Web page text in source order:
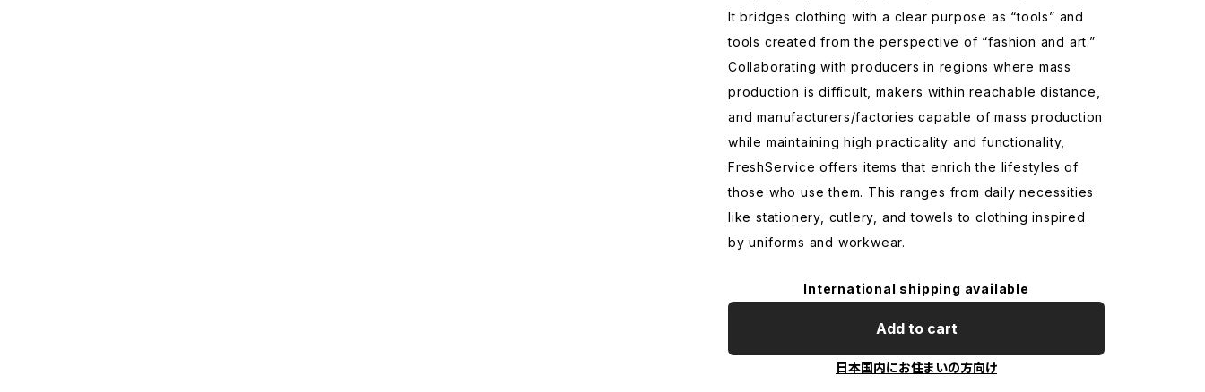
It bridges clothing with a clear purpose as “tools” and
tools created from the perspective of “fashion and art.”
Collaborating with producers in regions where mass
production is difficult, makers within reachable distance,
and manufacturers/factories capable of mass production
while maintaining high practicality and functionality,
FreshService offers items that enrich the lifestyles of
those who use them. This ranges from daily necessities
like stationery, cutlery, and towels to clothing inspired
by uniforms and workwear.
International shipping available
Add to cart
日本国内にお住まいの方向け